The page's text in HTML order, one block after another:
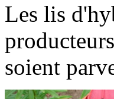
Les lis
soient